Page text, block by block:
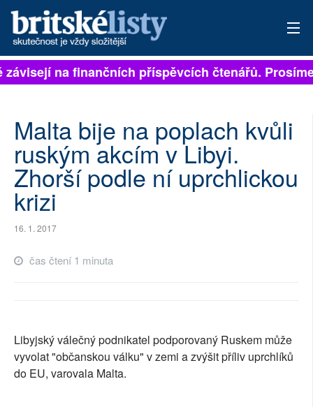
PŘIHLÁSIT
ARCHIV
ROZHOVORY
TÉMATA
NEJČTENĚJŠÍ ZA 7 DNÍ
AUTOŘI
RUBRIKY
na finančních příspěvcích čtenářů.
Malta bije na poplach kvůli
ruským akcím v Libyi.
Zhorší podle ní uprchlickou
krizi
16. 1. 2017
čas čtení 1 minuta
Libyjský válečný podnikatel podporovaný Ruskem může
vyvolat "občanskou válku" v zemi a zvýšit příliv uprchlíků
do EU, varovala Malta.